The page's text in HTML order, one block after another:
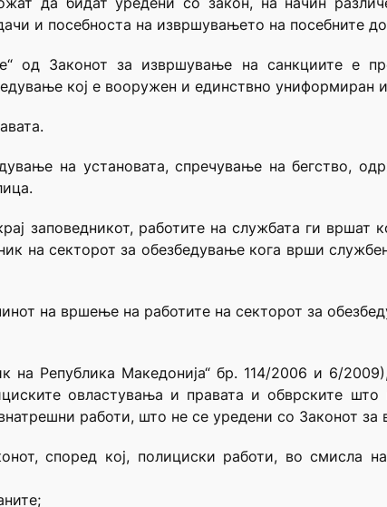
и посебноста на извршувањето на посебните
од Законот за извршување на санкциите е
кој е вооружен и единствно униформиран
на установата, спречување на бегство,
заповедникот, работите на службата ги вршат
на секторот за обезбедување кога врши
на вршење на работите на секторот за
на Република Македонија“ бр. 114/2006 и 6/
овластувања и правата и обврските што
работи, што не се уредени со Законот за
според кој, полициски работи, во смисла на